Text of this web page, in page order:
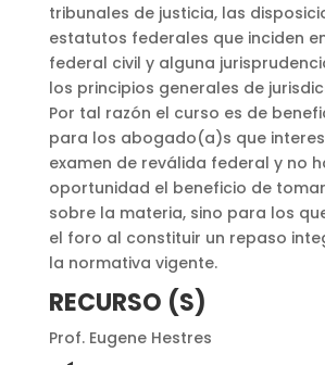
tribunales de justicia, las
estatutos federales que inciden
federal civil y alguna
los principios generales de
Por tal razón el curso es de
para los abogado(a)s que
examen de reválida federal y no
oportunidad el beneficio de
sobre la materia, sino para los
el foro al constituir un repaso
la normativa vigente.
RECURSO (S)
Prof. Eugene Hestres